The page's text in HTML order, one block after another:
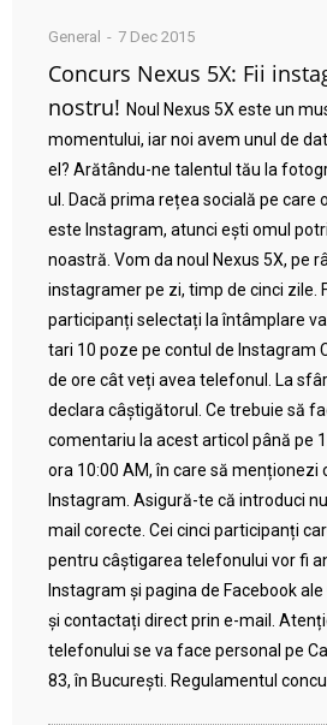
General 7 Dec 2015
Concurs Nexus 5X: Fii
nostru! Noul Nexus 5X este un
momentului, iar noi avem unul de
el? Arătându-ne talentul tău la
ul. Dacă prima rețea socială pe care
este Instagram, atunci ești omul
noastră. Vom da noul Nexus 5X, pe
instagramer pe zi, timp de cinci zile.
participanți selectați la întâmplare
tari 10 poze pe contul de Instagram
de ore cât veți avea telefonul. La
declara câștigătorul. Ce trebuie să
comentariu la acest articol până pe
ora 10:00 AM, în care să menționezi
Instagram. Asigură-te că introduci
mail corecte. Cei cinci participanți
pentru câștigarea telefonului vor fi
Instagram și pagina de Facebook
și contactați direct prin e-mail.
telefonului se va face personal pe
83, în București. Regulamentul